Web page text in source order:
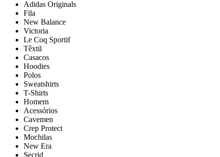
Adidas Originals
Fila
New Balance
Victoria
Le Coq Sportif
Têxtil
Casacos
Hoodies
Polos
Sweatshirts
T-Shirts
Homem
Acessórios
Cavemen
Crep Protect
Mochilas
New Era
Secrid